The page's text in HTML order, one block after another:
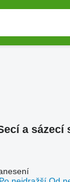
a sázecí